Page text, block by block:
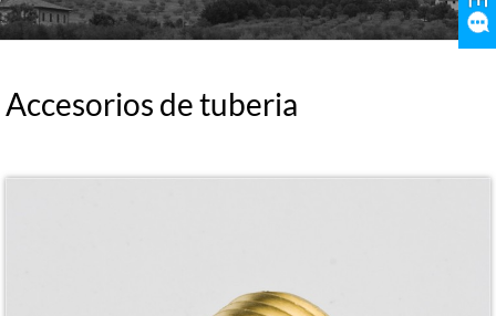
Accesorios de tuberia